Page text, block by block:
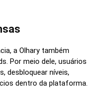
a Olhary também
Por meio dele, usuários
desbloquear níveis,
dentro da plataforma.